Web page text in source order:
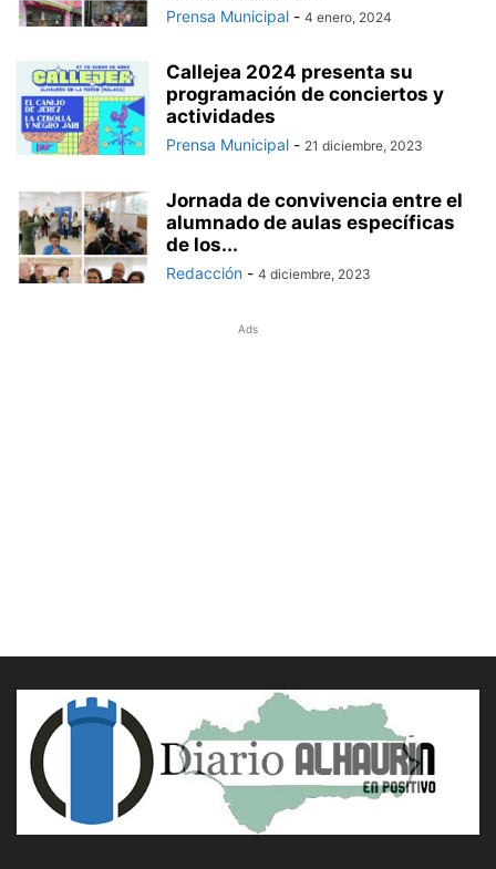
Prensa Municipal - 4 enero, 2024
Callejea 2024 presenta su
programación de conciertos y
actividades
Prensa Municipal - 21 diciembre, 2023
Jornada de convivencia entre el
alumnado de aulas específicas
de los...
Redacción - 4 diciembre, 2023
Ads